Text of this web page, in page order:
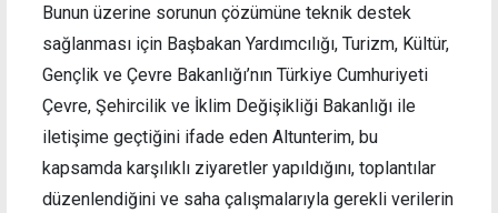
Bunun üzerine sorunun çözümüne teknik destek
sağlanması için Başbakan Yardımcılığı, Turizm, Kültür,
Gençlik ve Çevre Bakanlığı’nın Türkiye Cumhuriyeti
Çevre, Şehircilik ve İklim Değişikliği Bakanlığı ile
iletişime geçtiğini ifade eden Altunterim, bu
kapsamda karşılıklı ziyaretler yapıldığını, toplantılar
düzenlendiğini ve saha çalışmalarıyla gerekli verilerin